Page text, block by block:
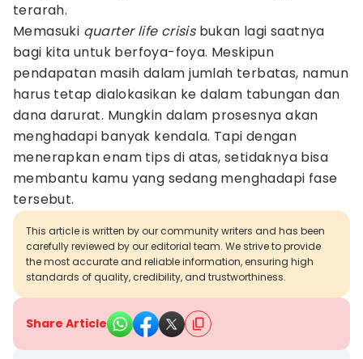
terarah.
Memasuki quarter life crisisbukan lagi saatnya
bagi kita untuk berfoya-foya. Meskipun
pendapatan masih dalam jumlah terbatas, namun
harus tetap dialokasikan ke dalam tabungan dan
dana darurat. Mungkin dalam prosesnya akan
menghadapi banyak kendala. Tapi dengan
menerapkan enam tips di atas, setidaknya bisa
membantu kamu yang sedang menghadapi fase
tersebut.
This article is written by our community writers and has been
carefully reviewed by our editorial team. We strive to provide
the most accurate and reliable information, ensuring high
standards of quality, credibility, and trustworthiness.
Share Article